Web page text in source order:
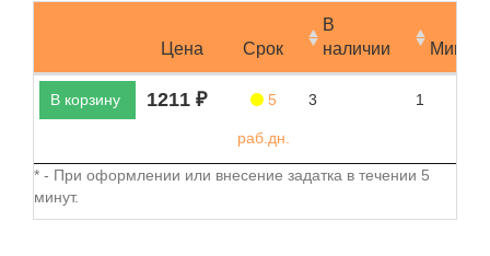
Цена Срок
В
наличии
В корзину 1211 ₽ 5
раб.дн.
3 1
* - При оформлении или внесение задатка в течении 5
минут.